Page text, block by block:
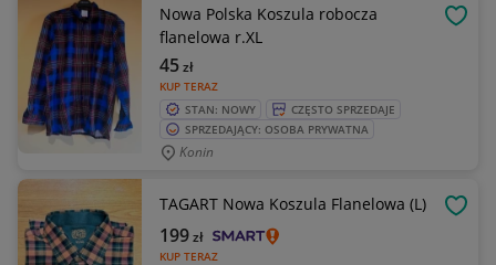
Nowa Polska Koszula robocza
flanelowa r.XL
KUP TERAZ
45zł
STAN: NOWY
CZĘSTO SPRZEDAJE
SPRZEDAJĄCY: OSOBA PRYWATNA
Konin
TAGART Nowa Koszula Flanelowa (L)
KUP TERAZ
199zł